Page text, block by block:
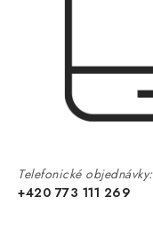
Telefonické objednávky:
+420 773 111 269